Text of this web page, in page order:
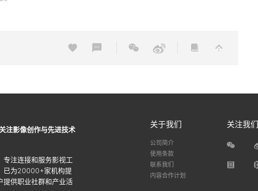
关注影像创作与先进技术
专注连接和服务影视工
已为20000+家机构提
提供职业社群和产业活
关于我们
公司简介
使用条款
联系我们
内容合作计划
关注我们